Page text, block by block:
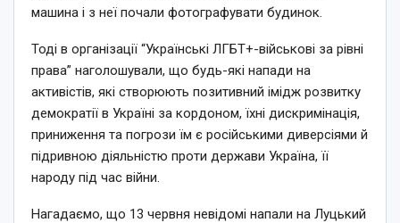
машина і з неї почали фотографувати будинок.
Тоді в організації “Українські ЛГБТ+-військові за рівні
права” наголошували, що будь-які напади на
активістів, які створюють позитивний імідж розвитку
демократії в Україні за кордоном, їхні дискримінація,
приниження та погрози їм є російськими диверсіями й
підривною діяльністю проти держави Україна, її
народу під час війни.
Нагадаємо, що 13 червня невідомі напали на Луцький